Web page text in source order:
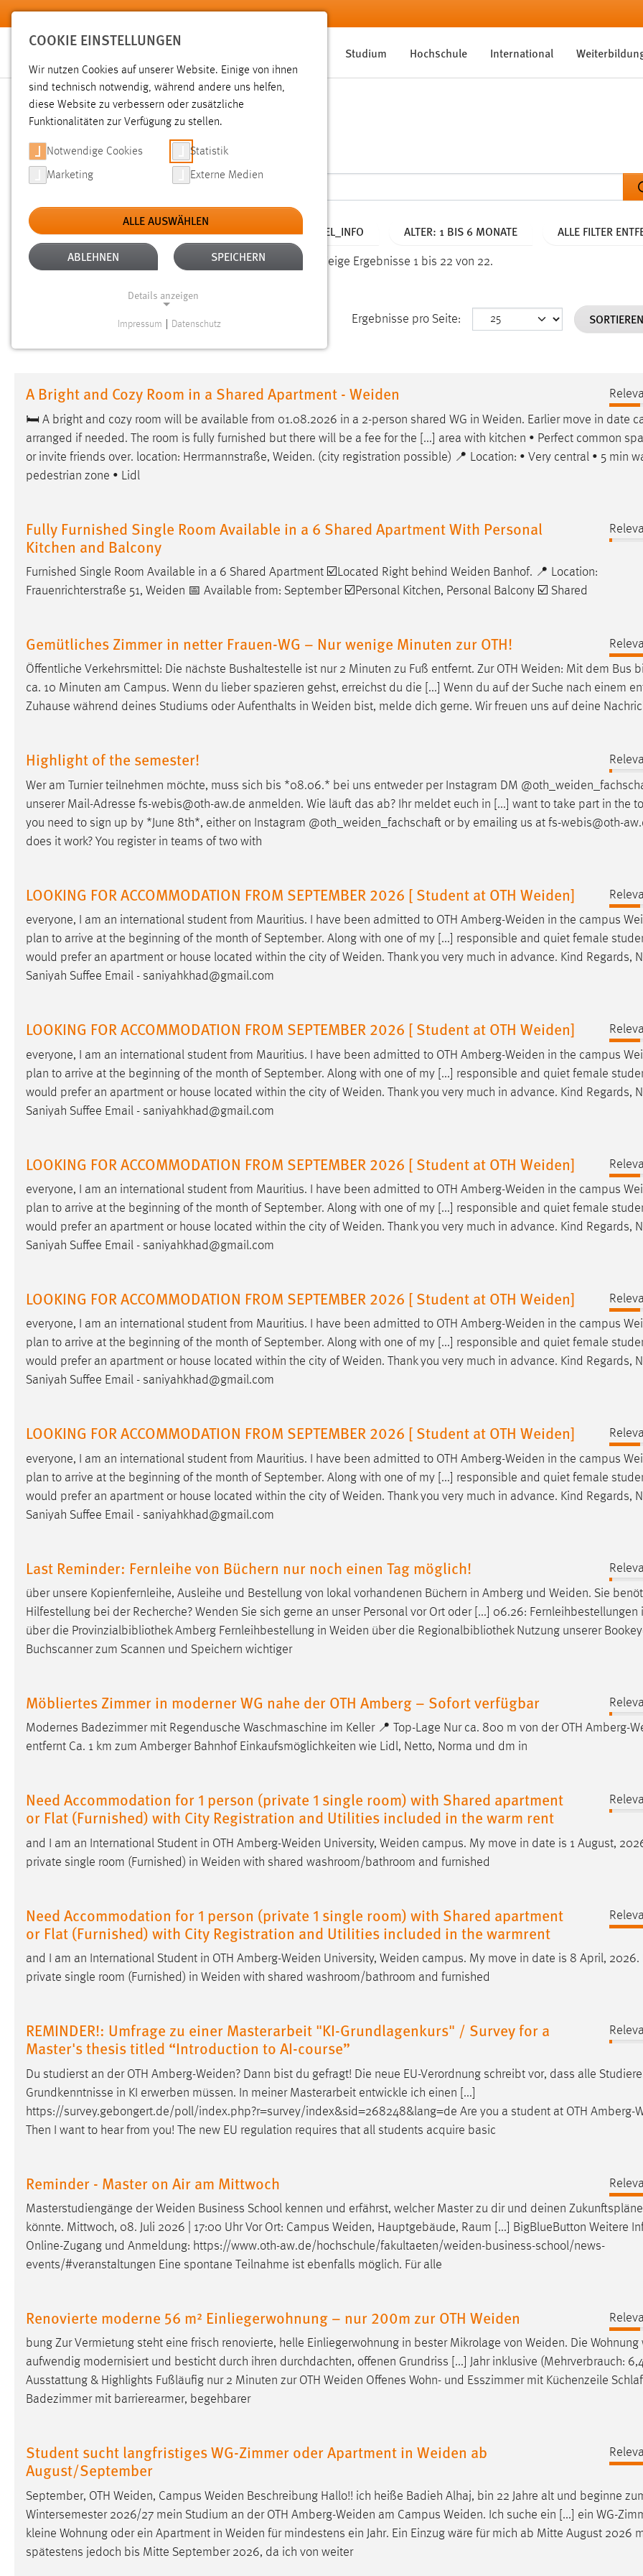
Zum Hauptinhalt springen
Studium Hochschule International
SUCHE
Aktive Filter: TYP: TX_OTHAWORGANIZATION_DOMAIN_MODEL_INFO ALTER: 1 BIS 6 MONATE ALLE FILTER
Gesucht nach "weide". Es wurden 22 Ergebnisse gefunden. Zeige Ergebnisse 1 bis 22 von 22.
Ergebnisse pro Seite:
A Bright and Cozy Room in a Shared Apartment - Weiden
🛏 A bright and cozy room will be available from 01.08.2026 in a 2-person shared WG in Weiden. Earlier move in date
arranged if needed. The room is fully furnished but there will be a fee for the [...] area with kitchen • Perfect common
or invite friends over. location: Herrmannstraße, Weiden. (city registration possible) 📍 Location: • Very central • 5 min
pedestrian zone • Lidl
Fully Furnished Single Room Available in a 6 Shared Apartment With Personal
Kitchen and Balcony
Furnished Single Room Available in a 6 Shared Apartment ☑️Located Right behind Weiden Banhof. 📍 Location:
Frauenrichterstraße 51, Weiden 📅 Available from: September ☑️Personal Kitchen, Personal Balcony ☑️ Shared
Gemütliches Zimmer in netter Frauen-WG – Nur wenige Minuten zur OTH!
Öffentliche Verkehrsmittel: Die nächste Bushaltestelle ist nur 2 Minuten zu Fuß entfernt. Zur OTH Weiden: Mit dem Bus
ca. 10 Minuten am Campus. Wenn du lieber spazieren gehst, erreichst du die [...] Wenn du auf der Suche nach einem
Zuhause während deines Studiums oder Aufenthalts in Weiden bist, melde dich gerne. Wir freuen uns auf deine
Highlight of the semester!
Wer am Turnier teilnehmen möchte, muss sich bis *08.06.* bei uns entweder per Instagram DM @
unserer Mail-Adresse fs-webis@oth-aw.de anmelden. Wie läuft das ab? Ihr meldet euch in [...] want to take part in the
you need to sign up by *June 8th*, either on Instagram @oth_weiden_fachschaft or by emailing us at fs-webis@oth-
does it work? You register in teams of two with
LOOKING FOR ACCOMMODATION FROM SEPTEMBER 2026 [ Student at OTH Weiden]
everyone, I am an international student from Mauritius. I have been admitted to OTH Amberg-Weiden in the campus
plan to arrive at the beginning of the month of September. Along with one of my [...] responsible and quiet female
would prefer an apartment or house located within the city ofWeiden. Thank you very much in advance. Kind Regards,
Saniyah Suffee Email - saniyahkhad@gmail.com
LOOKING FOR ACCOMMODATION FROM SEPTEMBER 2026 [ Student at OTH Weiden]
everyone, I am an international student from Mauritius. I have been admitted to OTH Amberg-Weiden in the campus
plan to arrive at the beginning of the month of September. Along with one of my [...] responsible and quiet female
would prefer an apartment or house located within the city ofWeiden. Thank you very much in advance. Kind Regards,
Saniyah Suffee Email - saniyahkhad@gmail.com
LOOKING FOR ACCOMMODATION FROM SEPTEMBER 2026 [ Student at OTH Weiden]
everyone, I am an international student from Mauritius. I have been admitted to OTH Amberg-Weiden in the campus
plan to arrive at the beginning of the month of September. Along with one of my [...] responsible and quiet female
would prefer an apartment or house located within the city ofWeiden. Thank you very much in advance. Kind Regards,
Saniyah Suffee Email - saniyahkhad@gmail.com
LOOKING FOR ACCOMMODATION FROM SEPTEMBER 2026 [ Student at OTH Weiden]
everyone, I am an international student from Mauritius. I have been admitted to OTH Amberg-Weiden in the campus
plan to arrive at the beginning of the month of September. Along with one of my [...] responsible and quiet female
would prefer an apartment or house located within the city ofWeiden. Thank you very much in advance. Kind Regards,
Saniyah Suffee Email - saniyahkhad@gmail.com
LOOKING FOR ACCOMMODATION FROM SEPTEMBER 2026 [ Student at OTH Weiden]
everyone, I am an international student from Mauritius. I have been admitted to OTH Amberg-Weiden in the campus
plan to arrive at the beginning of the month of September. Along with one of my [...] responsible and quiet female
would prefer an apartment or house located within the city ofWeiden. Thank you very much in advance. Kind Regards,
Saniyah Suffee Email - saniyahkhad@gmail.com
Last Reminder: Fernleihe von Büchern nur noch einen Tag möglich!
über unsere Kopienfernleihe, Ausleihe und Bestellung von lokal vorhandenen Büchern in Amberg und Weiden. Sie
Hilfestellung bei der Recherche? Wenden Sie sich gerne an unser Personal vor Ort oder [...] 06.26: Fernleihbestellungen
über die Provinzialbibliothek Amberg Fernleihbestellung in Weiden über die Regionalbibliothek Nutzung unserer
Buchscanner zum Scannen und Speichern wichtiger
Möbliertes Zimmer in moderner WG nahe der OTH Amberg – Sofort verfügbar
Modernes Badezimmer mit Regendusche Waschmaschine im Keller 📍 Top-Lage Nur ca. 800 m von der OTH Amberg-
entfernt Ca. 1 km zum Amberger Bahnhof Einkaufsmöglichkeiten wie Lidl, Netto, Norma und dm in
Need Accommodation for 1 person (private 1 single room) with Shared apartment
or Flat (Furnished) with City Registration and Utilities included in the warm rent
and I am an International Student in OTH Amberg-Weiden University, Weiden campus. My move in date is 1 August,
private single room (Furnished) in Weiden with shared washroom/bathroom and furnished
Need Accommodation for 1 person (private 1 single room) with Shared apartment
or Flat (Furnished) with City Registration and Utilities included in the warmrent
and I am an International Student in OTH Amberg-Weiden University, Weiden campus. My move in date is 8 April, 2026.
private single room (Furnished) in Weiden with shared washroom/bathroom and furnished
REMINDER!: Umfrage zu einer Masterarbeit "KI-Grundlagenkurs" / Survey for a
Master's thesis titled “Introduction to AI-course”
Du studierst an der OTH Amberg-Weiden? Dann bist du gefragt! Die neue EU-Verordnung schreibt vor, dass alle
Grundkenntnisse in KI erwerben müssen. In meiner Masterarbeit entwickle ich einen [...]
https://survey.gebongert.de/poll/index.php?r=survey/index&sid=268248&lang=de Are you a student at OTH Amberg-
Then I want to hear from you! The new EU regulation requires that all students acquire basic
Reminder - Master on Air am Mittwoch
Masterstudiengänge derWeiden Business School kennen und erfährst, welcher Master zu dir und deinen
könnte. Mittwoch, 08. Juli 2026 | 17:00 Uhr Vor Ort: Campus Weiden, Hauptgebäude, Raum [...] BigBlueButton Weitere
Online-Zugang und Anmeldung: https://www.oth-aw.de/hochschule/fakultaeten/weiden-business-school/news-
events/#veranstaltungen Eine spontane Teilnahme ist ebenfalls möglich. Für alle
Renovierte moderne 56 m² Einliegerwohnung – nur 200m zur OTH Weiden
bung Zur Vermietung steht eine frisch renovierte, helle Einliegerwohnung in bester Mikrolage von Weiden. Die Wohnung
aufwendig modernisiert und besticht durch ihren durchdachten, offenen Grundriss [...] Jahr inklusive (Mehrverbrauch:
Ausstattung & Highlights Fußläufig nur 2 Minuten zur OTH Weiden Offenes Wohn- und Esszimmer mit Küchenzeile
Badezimmer mit barrierearmer, begehbarer
Student sucht langfristiges WG-Zimmer oder Apartment in Weiden ab
August/September
September, OTH Weiden, Campus Weiden Beschreibung Hallo!! ich heiße Badieh Alhaj, bin 22 Jahre alt und beginne
Wintersemester 2026/27 mein Studium an der OTH Amberg-Weiden am Campus Weiden. Ich suche ein [...] ein WG-
kleine Wohnung oder ein Apartment in Weiden für mindestens ein Jahr. Ein Einzug wäre für mich ab Mitte August 2026
spätestens jedoch bis Mitte September 2026, da ich von weiter
COOKIE EINSTELLUNGEN
Wir nutzen Cookies auf unserer Website. Einige von ihnen
sind technisch notwendig, während andere uns helfen,
diese Website zu verbessern oder zusätzliche
Funktionalitäten zur Verfügung zu stellen.
Notwendige Cookies Statistik
Marketing Externe Medien
ALLE AUSWÄHLEN
ABLEHNEN SPEICHERN
Details anzeigen
Website erforderlich.
Einverständnis
Name: cookie_consent
Cookie Laufzeit: 1 Jahr
Performance
Zweck:
Für performante Seitenauslieferung wird
eingeloggt ist.
Sprachpräferenz
Zweck:
Sprache der Website.
Cookie Laufzeit:
mibew_locale, mibew-chat-frame-style-
5e9dbeb1811c0446
Zweck:
Wird benötigt um die Chatfunktion
nutzen zu können.
Cookie Laufzeit: MibewSessionID, mibew-chat-frame-
Jahre, MIBEW_UserID = 1 Jahr
Login
Name: fe_user, be_user, be_lastLoginProvider
Cookie Laufzeit: 24 Stunden
STATISTIK
Statistik Cookies erfassen Informationen anonym.
Matomo
Name: _pk_ref, _pk_cvar, _pk_id, _pk_ses
Zweck: Zugriffsstatistik
MARKETING
Marketing Cookies werden von Drittanbietern
verwendet, um personalisierte Werbung anzuzeigen.
Sie tun dies, indem sie Besucher über Websites
Google Ads
Name: _gcl_au
Anbieter: Google Ireland Limited
Zweck: Conversion-Tracking
Facebook Pixel
Name: _fbp
Zweck: Conversion-Tracking
Um Inhalte von Videoplattformen und Social Media
Plattformen anzeigen zu können, werden von diesen
YouTube
Vimeo
Impressum Datenschutz